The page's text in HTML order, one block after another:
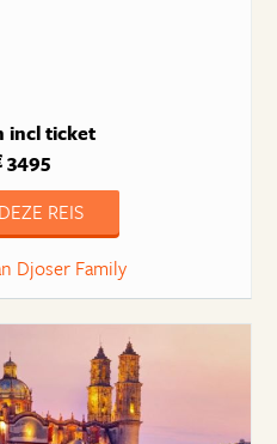
incl ticket
REIS
Djoser Family